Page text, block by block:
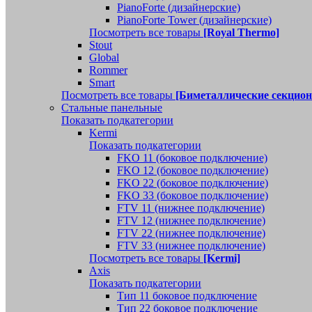
PianoForte (дизайнерские)
PianoForte Tower (дизайнерские)
Посмотреть все товары [Royal Thermo]
Stout
Global
Rommer
Smart
Посмотреть все товары [Биметаллические
Стальные панельные
Показать подкатегории
Kermi
Показать подкатегории
FKO 11 (боковое подключение)
FKO 12 (боковое подключение)
FKO 22 (боковое подключение)
FKO 33 (боковое подключение)
FTV 11 (нижнее подключение)
FTV 12 (нижнее подключение)
FTV 22 (нижнее подключение)
FTV 33 (нижнее подключение)
Посмотреть все товары [Kermi]
Axis
Показать подкатегории
Тип 11 боковое подключение
Тип 22 боковое подключение